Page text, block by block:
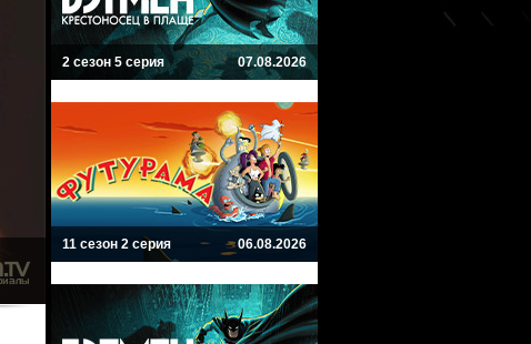
2 сезон 5 серия 07.08.2026
11 сезон 2 серия 06.08.2026